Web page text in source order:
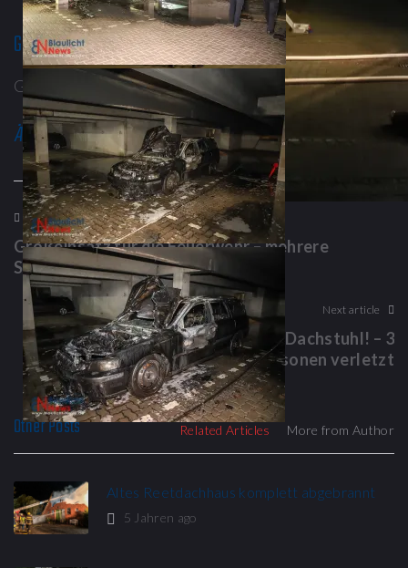
Gefällt mir:
Gefällt mir Wird geladen...
Ähnliche Beiträge
Previous article
Großeinsatz für die Feuerwehr – mehrere
Seecontainer in Brand
Next article
Flammen schlagen aus dem Dachstuhl! – 3
Personen verletzt
Other Posts Related Articles More from Author
Altes Reetdachhaus komplett abgebrannt
5 Jahren ago